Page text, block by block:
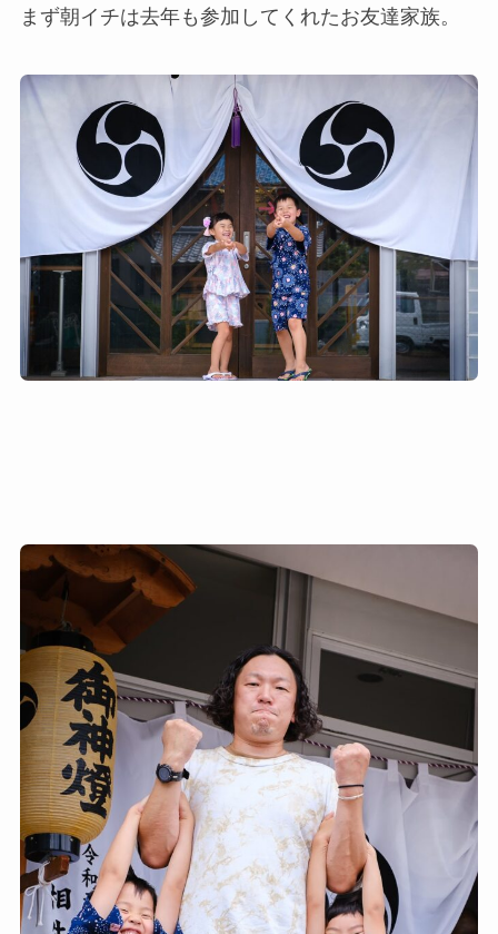
まず朝イチは去年も参加してくれたお友達家族。